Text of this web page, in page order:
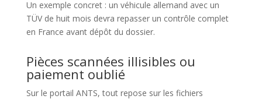
Un exemple concret : un véhicule allemand avec un
TÜV de huit mois devra repasser un contrôle complet
en France avant dépôt du dossier.
Pièces scannées illisibles ou
paiement oublié
Sur le portail ANTS, tout repose sur les fichiers